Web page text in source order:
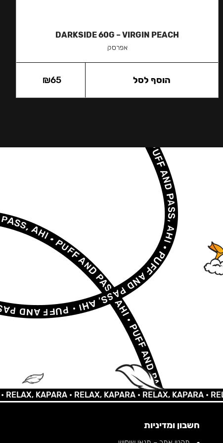
DARKSIDE 60G – VIRGIN PEACH
אפרסק
₪65 הוסף לסל
KAPARA •RELAX, KAPARA •RELAX, KAPARA •RELAX,
חשבון ומדיניות